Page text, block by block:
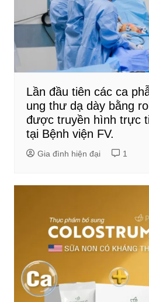
Lần đầu tiên các ca
ung thư dạ dày bằng
được truyền hình trực
tại Bệnh viện FV.
Gia đình hiện đại 1